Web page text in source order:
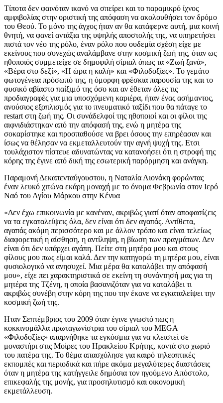
Τίποτα δεν φαινόταν ικανό να σπείρει και το παραμικρό ίχνος
αμφιβολίας στην οριστική της απόφαση να ακολουθήσει τον δρόμο
του Θεού. Το μόνο της άγχος ήταν αν θα κατάφερνε αυτή, μια κοινή
θνητή, να φανεί αντάξια της υψηλής αποστολής της, να υπηρετήσει
πιστά τον νέο της ρόλο, έναν ρόλο που ουδεμία σχέση είχε με
εκείνους που συνεχώς αναλάμβανε στην κοσμική ζωή της, όταν ως
ηθοποιός συμμετείχε σε δημοφιλή σίριαλ όπως τα «Ζωή ξανά»,
«Βέρα στο δεξί», «Η ώρα η καλή» και «Φιλοδοξίες». Το γεμάτο
φωτογένεια πρόσωπό της, η όμορφη φρέσκια παρουσία της και το
φυσικό αβίαστο παίξιμό της όσο και αν έθεταν όλες τις
προδιαγραφές για μια υποσχόμενη καριέρα, ήταν ένας ασήμαντος,
ανούσιος εξοπλισμός για το πνευματικό ταξίδι που θα πάταγε το
restart στη ζωή της. Οι συνάδελφοί της ηθοποιοί και οι φίλοι της
αιφνιδιάστηκαν από την απόφασή της, ενώ η μητέρα της
σοκαρίστηκε και προσπαθούσε να βρει όσους την επηρέασαν και
ίσως να θέλησαν να εκμεταλλευτούν την αγνή ψυχή της. Ετσι
τουλάχιστον πίστευε αδυνατώντας να κατανοήσει ότι η στροφή της
κόρης της έγινε από δική της εσωτερική παρόρμηση και ανάγκη.
Παραμονή Δεκαπενταύγουστου, η Ναταλία Λιονάκη φορώντας
έναν λευκό χιτώνα εκάρη μοναχή με το όνομα Φεβρωνία στον Ιερό
Ναό του Αγίου Μάρκου στην Κένυα
«Δεν έχω επικοινωνία με κανέναν, ακριβώς γιατί όταν αποφασίζεις
να τα εγκαταλείψεις όλα, δεν είναι ότι δεν αγαπάς. Αντίθετα,
αγαπάς ακόμη περισσότερο και με άλλον τρόπο και είναι τελείως
διαφορετική η αίσθηση, η αντίληψη, η βίωση των πραγμάτων. Δεν
είναι ότι δεν υπάρχει αγάπη. Πείτε στη μητέρα μου και στους
φίλους μου πως είμαι καλά. Δεν την κατηγορώ τη μητέρα μου, είναι
φυσιολογικό να ανησυχεί. Μια μέρα θα καταλάβει την απόφασή
μου», είχε πει χαρακτηριστικά σε εκείνη τη συνάντησή μας για τη
μητέρα της Τζένη, η οποία βασανιζόταν για να καταλάβει τι
ακριβώς συνέβη στην κόρη της που την έκανε να εγκαταλείψει την
κοσμική ζωή της.
Ηταν Σεπτέμβριος του 2009 όταν έγινε γνωστό πως η
κοκκινομάλλα πρωταγωνίστρια του σίριαλ του MEGA
«Φιλοδοξίες» απαρνήθηκε τα εγκόσμια για να κλειστεί σε
μοναστήρι στις Μοίρες του Ηρακλείου Κρήτης, κοντά στο χωριό
του πατέρα της. Το θέμα απασχόλησε για καιρό τηλεοπτικές
εκπομπές και περιοδικά και πήρε ακόμα μεγαλύτερες διαστάσεις
όταν η μητέρα της κατήγγειλε δημόσια τον ηγούμενο Απόστολο,
επικεφαλής της μονής, για προσηλυτισμό και οικονομική
εκμετάλλευση.